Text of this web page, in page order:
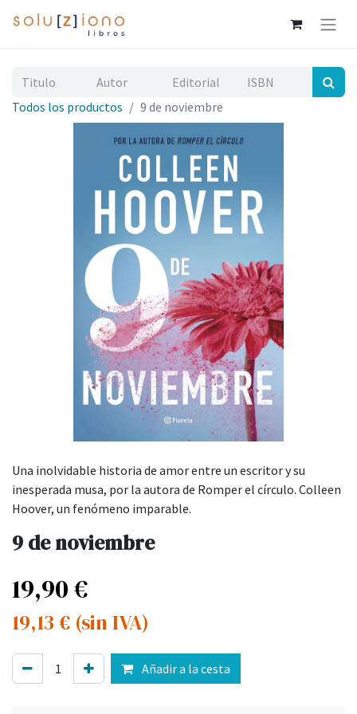
Todos los productos 9 de noviembre
Una inolvidable historia de amor entre un escritor y su
inesperada musa, por la autora de Romper el círculo. Colleen
Hoover, un fenómeno imparable.
9 de noviembre
19,90€
19,13 € (sin IVA)
Añadir a la cesta